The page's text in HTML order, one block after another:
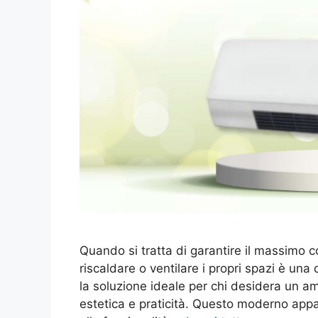
Quando si tratta di garantire il massimo
riscaldare o ventilare i propri spazi è una
la soluzione ideale per chi desidera un
estetica e praticità. Questo moderno